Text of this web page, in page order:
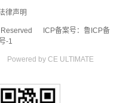
律声明
ICP备案号：鲁ICP备
-1
Powered by CE ULTIMATE